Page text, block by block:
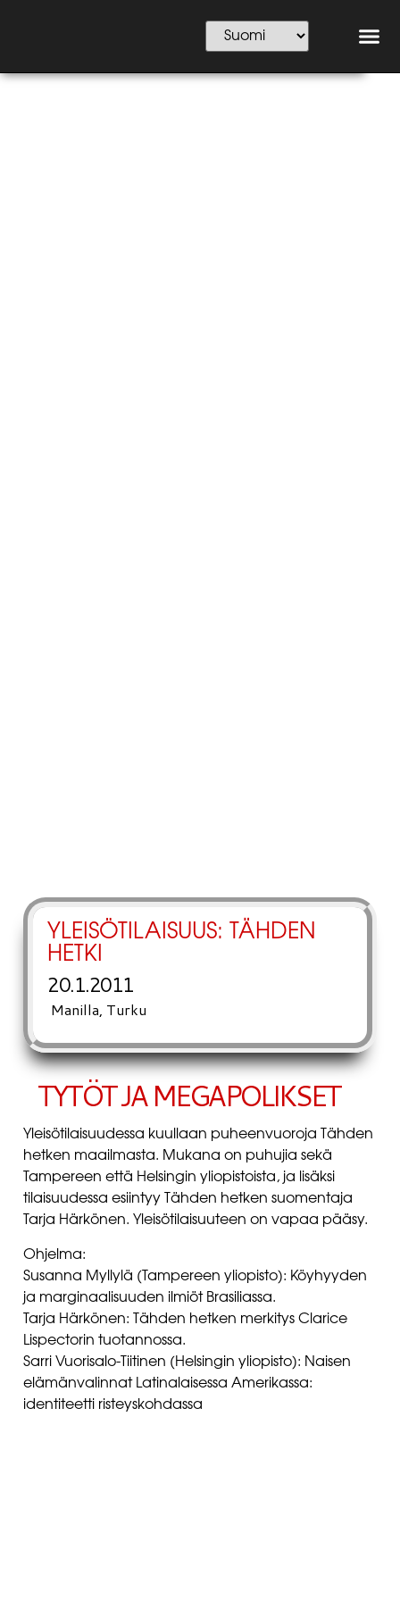
YLEISÖTILAISUUS: TÄHDEN
HETKI
20.1.2011
Manilla, Turku
TYTÖT JA MEGAPOLIKSET
Yleisötilaisuudessa kuullaan puheenvuoroja Tähden
hetken maailmasta. Mukana on puhujia sekä
Tampereen että Helsingin yliopistoista, ja lisäksi
tilaisuudessa esiintyy Tähden hetken suomentaja
Tarja Härkönen. Yleisötilaisuuteen on vapaa pääsy.
Ohjelma:
Susanna Myllylä (Tampereen yliopisto): Köyhyyden
ja marginaalisuuden ilmiöt Brasiliassa.
Tarja Härkönen: Tähden hetken merkitys Clarice
Lispectorin tuotannossa.
Sarri Vuorisalo-Tiitinen (Helsingin yliopisto): Naisen
elämänvalinnat Latinalaisessa Amerikassa:
identiteetti risteyskohdassa